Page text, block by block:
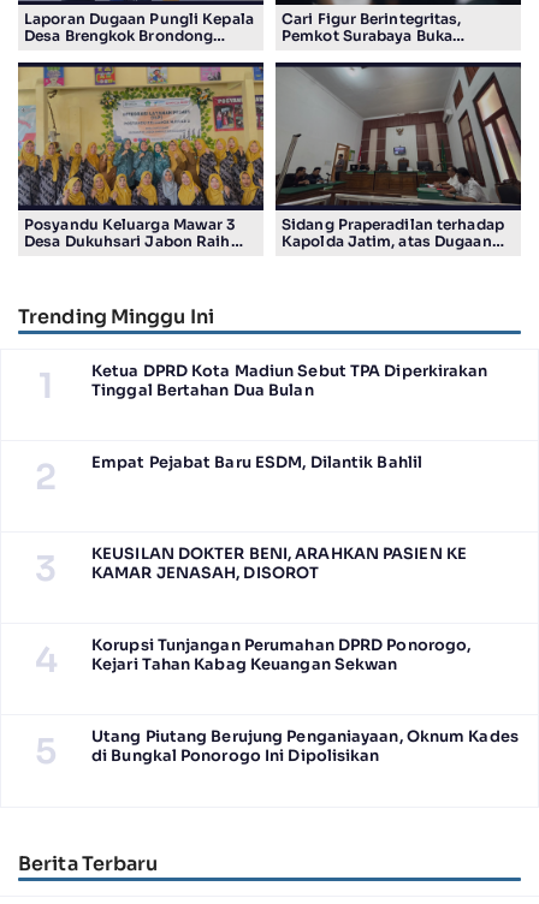
Laporan Dugaan Pungli Kepala
Desa Brengkok Brondong
Lamongan
Cari Figur Berintegritas,
Pemkot Surabaya Buka
BAZNAS Periode 2026–2031
Posyandu Keluarga Mawar 3
Desa Dukuhsari Jabon Raih
Sidang Praperadilan terhadap
Kapolda Jatim, atas Dugaan
Trending Minggu Ini
1
Ketua DPRD Kota Madiun Sebut TPA Diperkirakan
Tinggal Bertahan Dua Bulan
2 Empat Pejabat Baru ESDM, Dilantik Bahlil
3
KEUSILAN DOKTER BENI, ARAHKAN PASIEN KE
KAMAR JENASAH, DISOROT
4
Korupsi Tunjangan Perumahan DPRD Ponorogo,
Kejari Tahan Kabag Keuangan Sekwan
5
Utang Piutang Berujung Penganiayaan, Oknum Kades
di Bungkal Ponorogo Ini Dipolisikan
Berita Terbaru